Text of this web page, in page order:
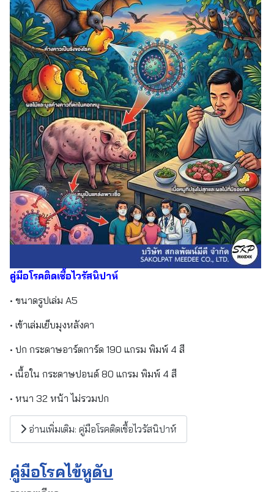
คู่มือโรคติดเชื้อไวรัสนิปาห์
• ขนาดรูปเล่ม A5
• เข้าเล่มเย็บมุงหลังคา
• ปก กระดาษอาร์ตการ์ด 190 แกรม พิมพ์ 4 สี
• เนื้อใน กระดาษปอนด์ 80 แกรม พิมพ์ 4 สี
• หนา 32 หน้า ไม่รวมปก
อ่านเพิ่มเติม: คู่มือโรคติดเชื้อไวรัสนิปาห์
คู่มือโรคไข้หูดับ